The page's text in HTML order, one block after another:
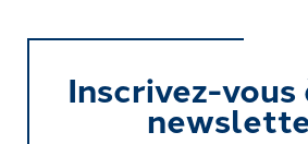
Inscrivez-